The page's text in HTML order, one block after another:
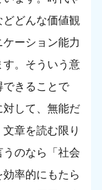
どんな価値観
ーション能力
す。そういう意
できることで
して、無能だ
章を読む限り
のなら「社会
率的にもたら